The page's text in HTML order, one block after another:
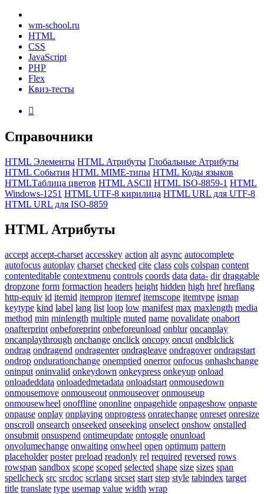
wm-school.ru
HTML
CSS
JavaScript
PHP
Flex
Квиз-тесты

Справочники
HTML Элементы HTML Атрибуты Глобальные Атрибуты
HTML События HTML MIME-типы HTML Коды языков
HTMLТаблица цветов HTML ASCII HTML ISO-8859-1 HTML
Windows-1251 HTML UTF-8 кирилица HTML URL для UTF-8
HTML URL для ISO-8859
HTML Атрибуты
accept accept-charset accesskey action alt async autocomplete
autofocus autoplay charset checked cite class cols colspan content
contenteditable contextmenu controls coords data data- dir draggable
dropzone form formaction headers height hidden high href hreflang
http-equiv id itemid itemprop itemref itemscope itemtype ismap
keytype kind label lang list loop low manifest max maxlength media
method min minlength multiple muted name novalidate onabort
onafterprint onbeforeprint onbeforeunload onblur oncanplay
oncanplaythrough onchange onclick oncopy oncut ondblclick
ondrag ondragend ondragenter ondragleave ondragover ondragstart
ondrop ondurationchange onemptied onerror onfocus onhashchange
oninput oninvalid onkeydown onkeypress onkeyup onload
onloadeddata onloadedmetadata onloadstart onmousedown
onmousemove onmouseout onmouseover onmouseup
onmousewheel onoffline ononline onpagehide onpageshow onpaste
onpause onplay onplaying onprogress onratechange onreset onresize
onscroll onsearch onseeked onseeking onselect onshow onstalled
onsubmit onsuspend ontimeupdate ontoggle onunload
onvolumechange onwaiting onwheel open optimum pattern
placeholder poster preload readonly rel required reversed rows
rowspan sandbox scope scoped selected shape size sizes span
spellcheck src srcdoc scrlang srcset start step style tabindex target
title translate type usemap value width wrap